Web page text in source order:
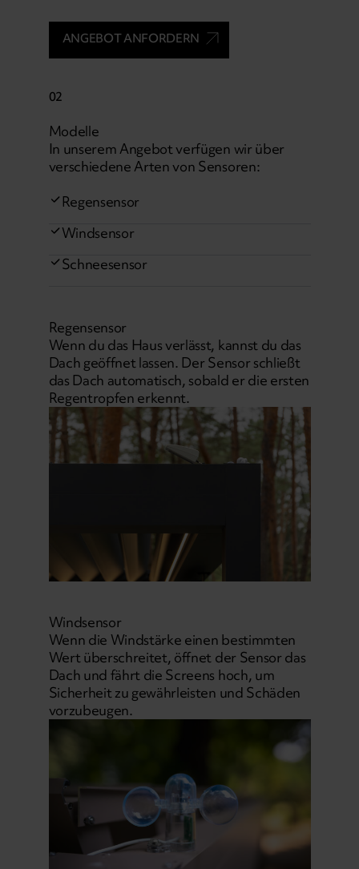
ANGEBOT ANFORDERN
02
Modelle
In unserem Angebot verfügen wir über
verschiedene Arten von Sensoren:
Regensensor
Windsensor
Schneesensor
Regensensor
Wenn du das Haus verlässt, kannst du das
Dach geöffnet lassen. Der Sensor schließt
das Dach automatisch, sobald er die ersten
Regentropfen erkennt.
Windsensor
Wenn die Windstärke einen bestimmten
Wert überschreitet, öffnet der Sensor das
Dach und fährt die Screens hoch, um
Sicherheit zu gewährleisten und Schäden
vorzubeugen.